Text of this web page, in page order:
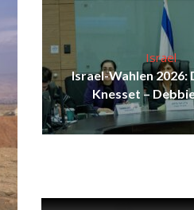
Israel
Israel-Wahlen 2026:
Knesset –